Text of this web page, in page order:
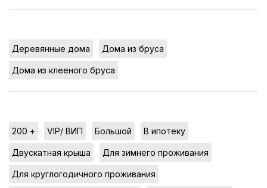
Деревянные дома Дома из бруса
Дома из клееного бруса
200 + VIP/ ВИП Большой В ипотеку
Двускатная крыша Для зимнего проживания
Для круглогодичного проживания